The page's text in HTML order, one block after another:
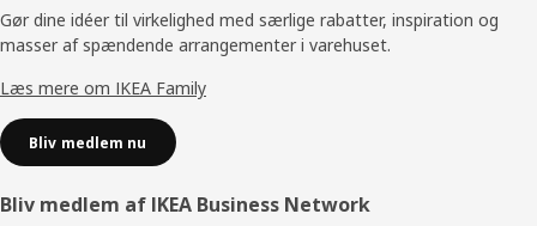
Gør dine idéer til virkelighed med særlige rabatter, inspiration og
masser af spændende arrangementer i varehuset.
Læs mere om IKEA Family
Bliv medlem nu
Bliv medlem af IKEA Business Network